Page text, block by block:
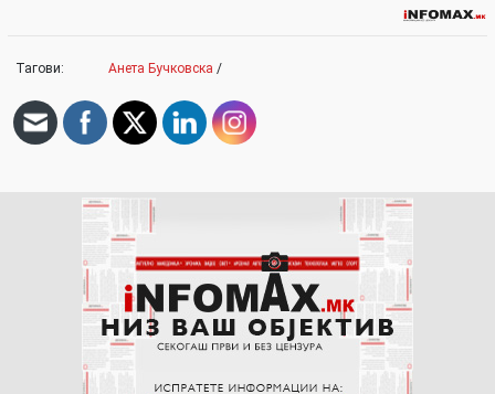
Тагови: Анета Бучковска /